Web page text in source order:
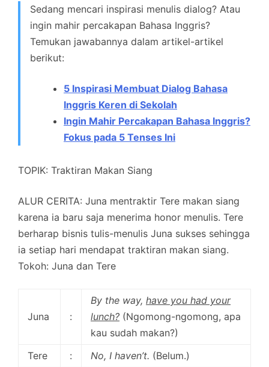
Sedang mencari inspirasi menulis dialog? Atau
ingin mahir percakapan Bahasa Inggris?
Temukan jawabannya dalam artikel-artikel
berikut:
5 Inspirasi Membuat Dialog Bahasa
Inggris Keren di Sekolah
Ingin Mahir Percakapan Bahasa Inggris?
Fokus pada 5 Tenses Ini
TOPIK: Traktiran Makan Siang
ALUR CERITA: Juna mentraktir Tere makan siang
karena ia baru saja menerima honor menulis. Tere
berharap bisnis tulis-menulis Juna sukses sehingga
ia setiap hari mendapat traktiran makan siang.
Tokoh: Juna dan Tere
Juna :
By the way, have you had your
lunch? (Ngomong-ngomong, apa
kau sudah makan?)
Tere
: No, I haven’t. (Belum.)